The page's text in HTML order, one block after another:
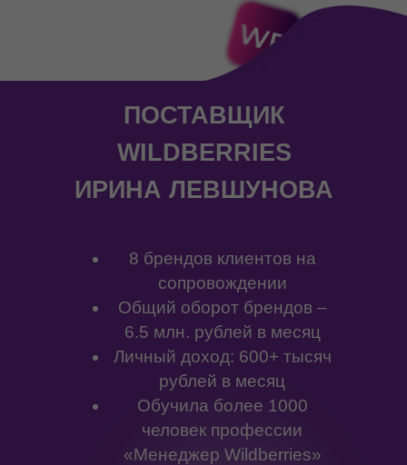
ПОСТАВЩИК
WILDBERRIES
ИРИНА ЛЕВШУНОВА
8 брендов клиентов на
сопровождении
Общий оборот брендов –
6.5 млн. рублей в месяц
Личный доход: 600+ тысяч
рублей в месяц
Обучила более 1000
человек профессии
«Менеджер Wildberries»